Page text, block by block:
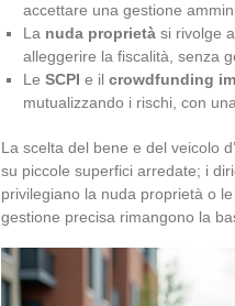
accettare una gestione
La nuda proprietà si rivolge
alleggerire la fiscalità, senza
Le SCPI e il crowdfunding
mutualizzando i rischi, con
La scelta del bene e del veicolo
su piccole superfici arredate; i
privilegiano la nuda proprietà o
gestione precisa rimangono la